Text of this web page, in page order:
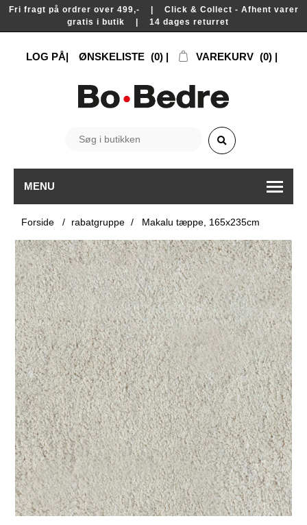
Fri fragt på ordrer over 499,- | Click & Collect - Afhent varer
gratis i butik | 14 dages returret
LOG PÅ ØNSKELISTE (0) VAREKURV (0)
MENU
Forside / rabatgruppe / Makalu tæppe, 165x235cm